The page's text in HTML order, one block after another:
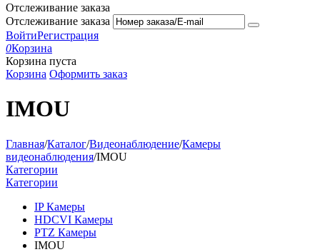
Отслеживание заказа
Отслеживание заказа
ВойтиРегистрация
0Корзина
Корзина пуста
Корзина Оформить заказ
IMOU
Главная/Каталог/Видеонаблюдение/Камеры
видеонаблюдения/IMOU
Категории
Категории
IP Камеры
HDCVI Камеры
PTZ Камеры
IMOU